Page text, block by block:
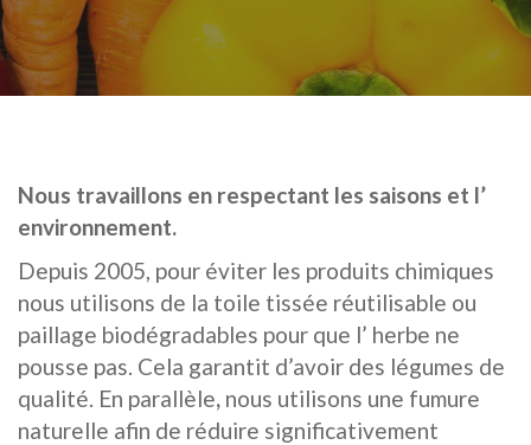
Nous travaillons en respectant les saisons et l’
environnement.
Depuis 2005, pour éviter les produits chimiques
nous utilisons de la toile tissée réutilisable ou
paillage biodégradables pour que l’ herbe ne
pousse pas. Cela garantit d’avoir des légumes de
qualité. En parallèle, nous utilisons une fumure
naturelle afin de réduire significativement